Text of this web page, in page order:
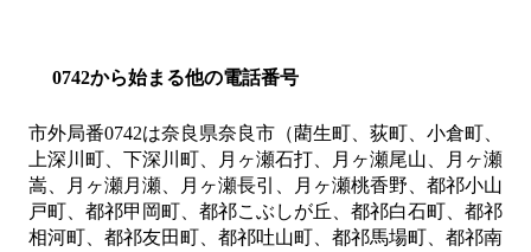
0742から始まる他の電話番号
市外局番0742は奈良県奈良市（藺生町、荻町、小倉町、
上深川町、下深川町、月ヶ瀬石打、月ヶ瀬尾山、月ヶ瀬
嵩、月ヶ瀬月瀬、月ヶ瀬長引、月ヶ瀬桃香野、都祁小山
戸町、都祁甲岡町、都祁こぶしが丘、都祁白石町、都祁
相河町、都祁友田町、都祁吐山町、都祁馬場町、都祁南